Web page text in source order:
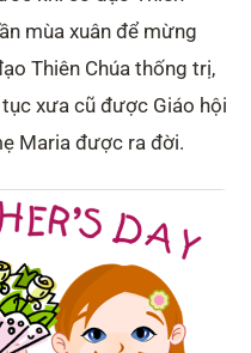
mùa xuân để mừng
Thiên Chúa thống trị,
xưa cũ được Giáo hội
Maria được ra đời.